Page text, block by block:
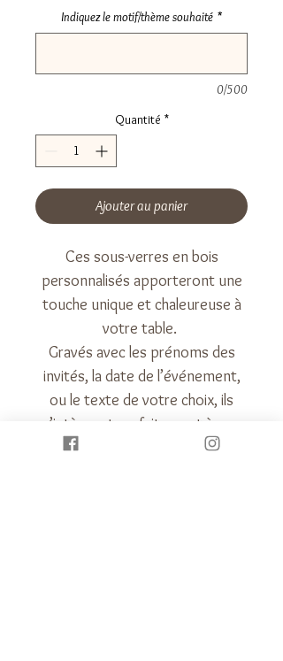
Indiquez le motif/thème souhaité *
0/500
Quantité *
Ajouter au panier
Ces sous-verres en bois
personnalisés apporteront une
touche unique et chaleureuse à
votre table.
Gravés avec les prénoms des
invités, la date de l’événement,
ou le texte de votre choix, ils
s’intègrent parfaitement à une
décoration de fête chic, bohème